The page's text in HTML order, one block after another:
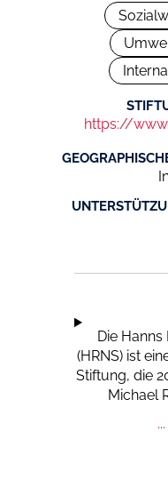
https://
Die
(HRNS) ist
Stiftung, die
Michael